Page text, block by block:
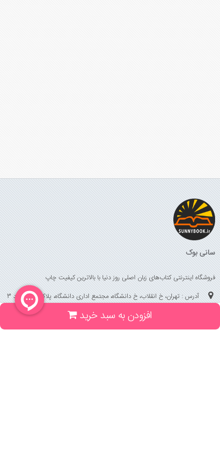
افزودن به سبد خرید
سانی بوک
فروشگاه اینترنتی کتاب‌های زبان اصلی روز دنیا با بالاترین کیفیت چاپ
آدرس : تهران، خ انقلاب، خ دانشگاه، مجتمع اداری دانشگاه، پلاک 158 واحد 3
(جهت خرید حضوری، تلفنی ، پیگیری سفارشات سایت با شماره تلفن 02166175070
تماس حاصل فرمایید)